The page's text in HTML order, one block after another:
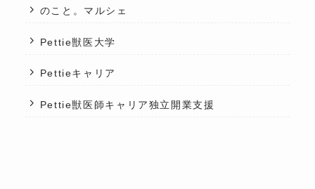
のこと。マルシェ
Pettie獣医大学
Pettieキャリア
Pettie獣医師キャリア独立開業支援